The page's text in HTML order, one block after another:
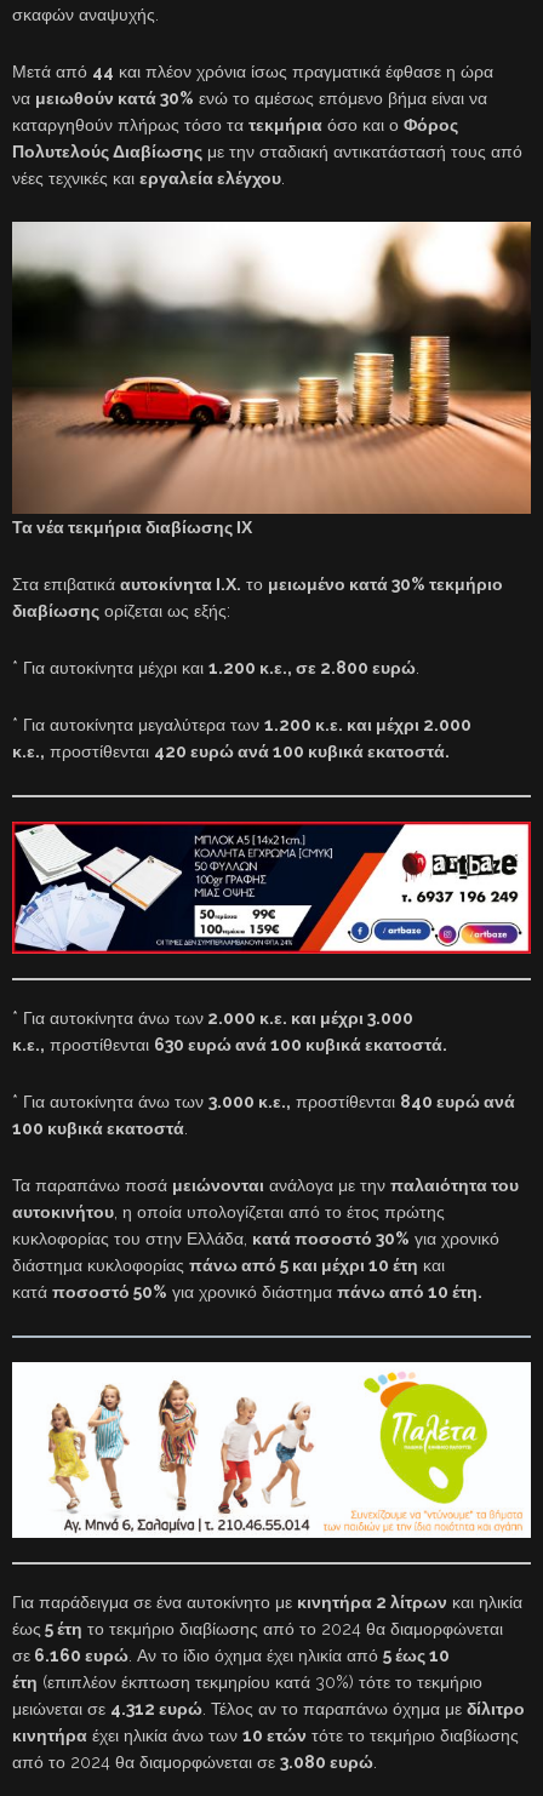
σκαφών αναψυχής.
Μετά από 44 και πλέον χρόνια ίσως πραγματικά έφθασε η ώρα
να μειωθούν κατά 30% ενώ το αμέσως επόμενο βήμα είναι να
καταργηθούν πλήρως τόσο τα τεκμήρια όσο και ο Φόρος
Πολυτελούς Διαβίωσης με την σταδιακή αντικατάστασή τους από
νέες τεχνικές και εργαλεία ελέγχου.
Τα νέα τεκμήρια διαβίωσης ΙΧ
Στα επιβατικά αυτοκίνητα Ι.Χ. το μειωμένο κατά 30% τεκμήριο
διαβίωσης ορίζεται ως εξής:
* Για αυτοκίνητα μέχρι και 1.200 κ.ε., σε 2.800 ευρώ
* Για αυτοκίνητα μεγαλύτερα των 1.200 κ.ε. και μέχρι 2.000
κ.ε., προστίθενται 420 ευρώ ανά 100 κυβικά εκατοστά.
* Για αυτοκίνητα άνω των 2.000 κ.ε. και μέχρι 3.000
κ.ε., προστίθενται 630 ευρώ ανά 100 κυβικά εκατοστά.
* Για αυτοκίνητα άνω των 3.000 κ.ε., προστίθενται 840 ευρώ ανά
100 κυβικά εκατοστά
Τα παραπάνω ποσά μειώνονται ανάλογα με την παλαιότητα του
αυτοκινήτου , η οποία υπολογίζεται από το έτος πρώτης
κυκλοφορίας του στην Ελλάδα, κατά ποσοστό 30% για χρονικό
διάστημα κυκλοφορίας πάνω από 5 και μέχρι 10 έτη και
κατά ποσοστό 50% για χρονικό διάστημα πάνω από 10 έτη.
Για παράδειγμα σε ένα αυτοκίνητο με κινητήρα 2 λίτρων και ηλικία
έως 5 έτη το τεκμήριο διαβίωσης από το 2024 θα διαμορφώνεται
σε 6.160 ευρώ . Αν το ίδιο όχημα έχει ηλικία από 5 έως 10
έτη (επιπλέον έκπτωση τεκμηρίου κατά 30%) τότε το τεκμήριο
μειώνεται σε 4.312 ευρώ . Τέλος αν το παραπάνω όχημα με δίλιτρο
κινητήρα έχει ηλικία άνω των 10 ετών τότε το τεκμήριο διαβίωσης
από το 2024 θα διαμορφώνεται σε 3.080 ευρώ